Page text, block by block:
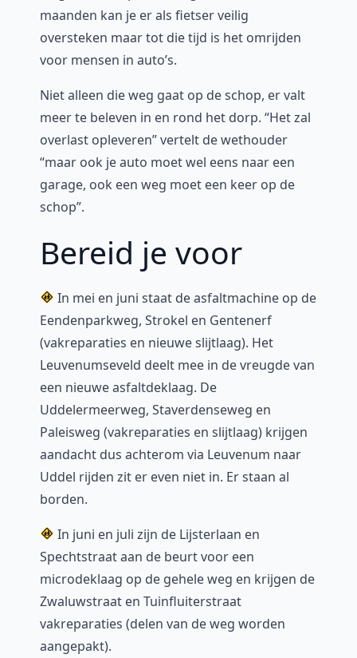
maanden kan je er als fietser veilig
oversteken maar tot die tijd is het omrijden
voor mensen in auto’s.
Niet alleen die weg gaat op de schop, er valt
meer te beleven in en rond het dorp. “Het zal
overlast opleveren” vertelt de wethouder
“maar ook je auto moet wel eens naar een
garage, ook een weg moet een keer op de
schop”.
Bereid je voor
In mei en juni staat de asfaltmachine op de
Eendenparkweg, Strokel en Gentenerf
(vakreparaties en nieuwe slijtlaag). Het
Leuvenumseveld deelt mee in de vreugde van
een nieuwe asfaltdeklaag. De
Uddelermeerweg, Staverdenseweg en
Paleisweg (vakreparaties en slijtlaag) krijgen
aandacht dus achterom via Leuvenum naar
Uddel rijden zit er even niet in. Er staan al
borden.
In juni en juli zijn de Lijsterlaan en
Spechtstraat aan de beurt voor een
microdeklaag op de gehele weg en krijgen de
Zwaluwstraat en Tuinfluiterstraat
vakreparaties (delen van de weg worden
aangepakt).